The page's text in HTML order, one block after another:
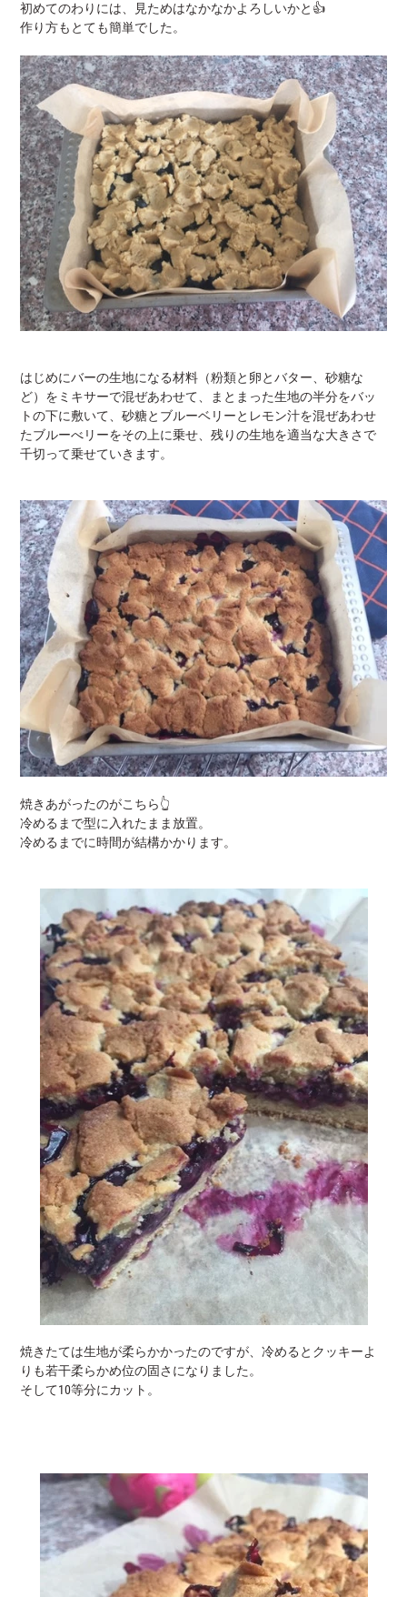
初めてのわりには、見ためはなかなかよろしいかと👍
作り方もとても簡単でした。
はじめにバーの生地になる材料（粉類と卵とバター、砂糖な
ど）をミキサーで混ぜあわせて、まとまった生地の半分をバッ
トの下に敷いて、砂糖とブルーベリーとレモン汁を混ぜあわせ
たブルーべリーをその上に乗せ、残りの生地を適当な大きさで
千切って乗せていきます。
焼きあがったのがこちら👆
冷めるまで型に入れたまま放置。
冷めるまでに時間が結構かかります。
焼きたては生地が柔らかかったのですが、冷めるとクッキーよ
りも若干柔らかめ位の固さになりました。
そして10等分にカット。